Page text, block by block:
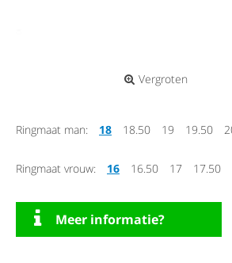
Vergroten
Ringmaat man: 18 18.50 19 19.50
Ringmaat vrouw: 16 16.50 17 17.50
Meer informatie?